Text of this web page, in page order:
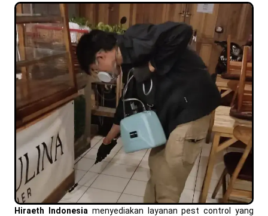
Hiraeth Indonesia menyediakan layanan pest control yang